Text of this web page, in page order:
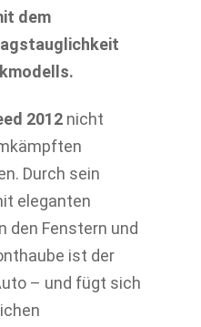
dem
2012 nicht
Durch sein
eleganten
den Fenstern und
ist der
– und fügt sich